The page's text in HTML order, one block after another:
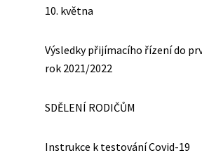
10. května
Výsledky přijímacího řízení do
rok 2021/2022
SDĚLENÍ RODIČŮM
Instrukce k testování Covid-19